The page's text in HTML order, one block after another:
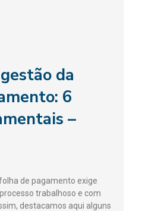
da
6
–
de pagamento exige
trabalhoso e com
destacamos aqui alguns